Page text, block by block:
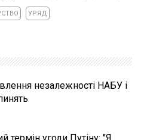
УРЯД
незалежності НАБУ і